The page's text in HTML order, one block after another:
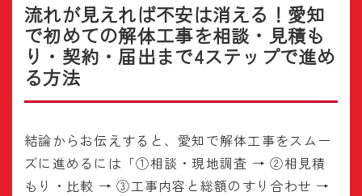
流れが見えれば不安は消える！愛知
で初めての解体工事を相談・見積も
り・契約・届出まで4ステップで進め
る方法
結論からお伝えすると、愛知で解体工事をスムー
ズに進めるには「①相談・現地調査 → ②相見積
もり・比較 → ③工事内容と総額のすり合わせ →